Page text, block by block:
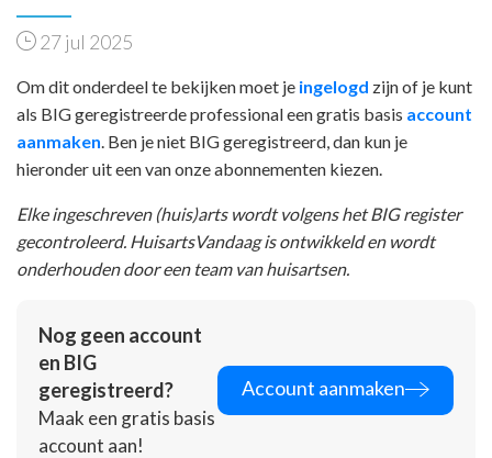
27 jul 2025
Om dit onderdeel te bekijken moet je ingelogd zijn of je kunt
als BIG geregistreerde professional een gratis basis account
aanmaken . Ben je niet BIG geregistreerd, dan kun je
hieronder uit een van onze abonnementen kiezen.
Elke ingeschreven (huis)arts wordt volgens het BIG register
gecontroleerd. HuisartsVandaag is ontwikkeld en wordt
onderhouden door een team van huisartsen.
Nog geen account
en BIG
geregistreerd?
Maak een gratis basis
account aan!
Account aanmaken